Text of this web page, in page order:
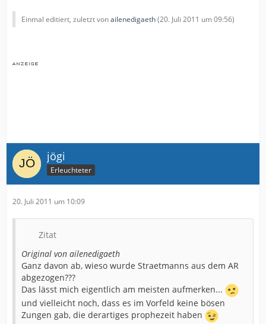
Einmal editiert, zuletzt vonailenedigaeth(20. Juli 2011 um 09:56)
jögi
Erleuchteter
20. Juli 2011 um 10:09
Zitat
Original von ailenedigaeth
Ganz davon ab, wieso wurde Straetmanns aus dem AR
abgezogen???
Das lässt mich eigentlich am meisten aufmerken...
und vielleicht noch, dass es im Vorfeld keine bösen
Zungen gab, die derartiges prophezeit haben